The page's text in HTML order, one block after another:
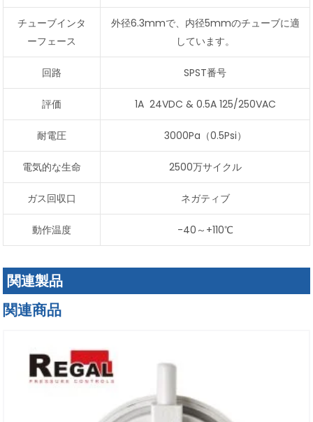
チューブインタ
ーフェース
外径6.3mmで、内径5mmのチューブに適
しています。
回路 SPST番号
評価 1A 24VDC & 0.5A 125/250VAC
耐電圧 3000Pa（0.5Psi）
電気的な生命 2500万サイクル
ガス回収口 ネガティブ
動作温度 -40～+110℃
関連製品
関連商品